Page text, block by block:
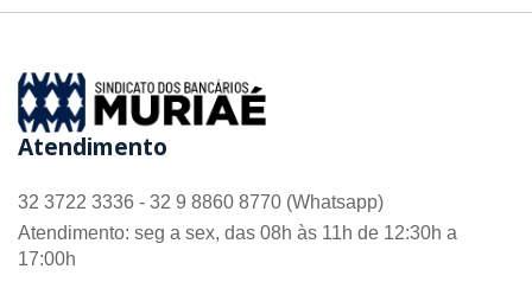
Atendimento
32 3722 3336 - 32 9 8860 8770 (Whatsapp)
Atendimento: seg a sex, das 08h às 11h de 12:30h a
17:00h